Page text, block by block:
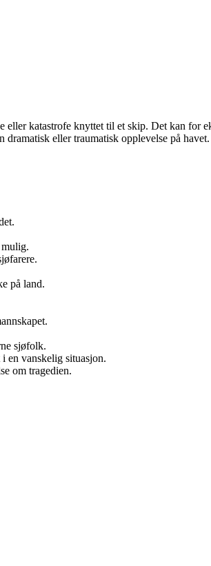
katastrofe knyttet til et skip. Det kan for
eller traumatisk opplevelse på havet.
på land.
sjøfolk.
en vanskelig situasjon.
om tragedien.